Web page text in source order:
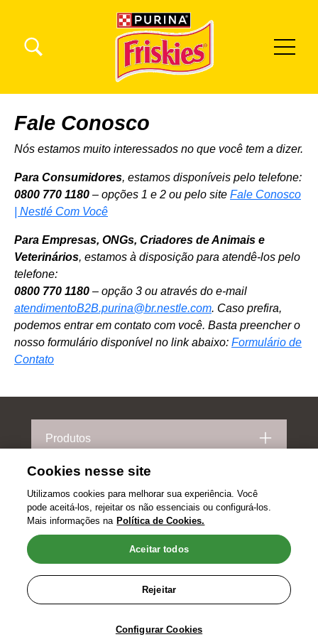
Menu Secundario Friskies
Menu Principal Friskies
Fale Conosco
Nós estamos muito interessados no que você tem a dizer.
Para Consumidores, estamos disponíveis pelo telefone:
0800 770 1180 – opções 1 e 2 ou pelo site Fale Conosco
| Nestlé Com Você
Para Empresas, ONGs, Criadores de Animais e
Veterinários, estamos à disposição para atendê-los pelo
telefone:
0800 770 1180 – opção 3 ou através do e-mail
atendimentoB2B.purina@br.nestle.com. Caso prefira,
podemos entrar em contato com você. Basta preencher o
nosso formulário disponível no link abaixo: Formulário de
Contato
Produtos
Comprometido com o planeta
Legal
Cookies nesse site
Utilizamos cookies para melhorar sua experiência. Você
pode aceitá-los, rejeitar os não essenciais ou configurá-los.
Mais informações na Política de Cookies.
Configurar Cookies
Rejeitar
Aceitar todos